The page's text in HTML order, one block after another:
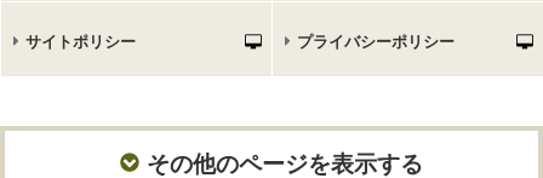
サイトポリシー プライバシーポリシー
その他のページを表示する